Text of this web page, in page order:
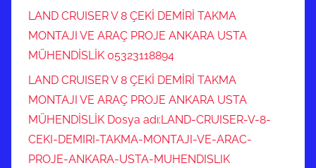
LAND CRUISER V 8 ÇEKİ DEMİRİ TAKMA
MONTAJI VE ARAÇ PROJE ANKARA USTA
MÜHENDİSLİK 05323118894
LAND CRUISER V 8 ÇEKİ DEMİRİ TAKMA
MONTAJI VE ARAÇ PROJE ANKARA USTA
MÜHENDİSLİK Dosya adı:LAND-CRUISER-V-8-
CEKI-DEMIRI-TAKMA-MONTAJI-VE-ARAC-
PROJE-ANKARA-USTA-MUHENDISLIK